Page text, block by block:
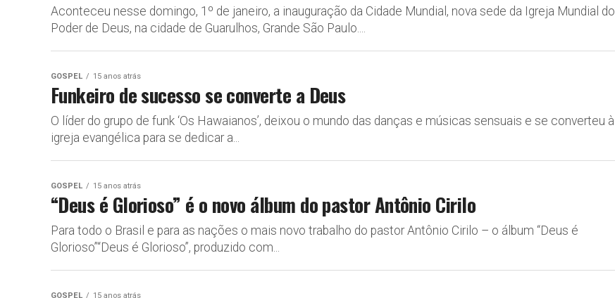
Aconteceu nesse domingo, 1º de janeiro, a inauguração da Cidade Mundial, nova sede da Igreja Mundial do
Poder de Deus, na cidade de Guarulhos, Grande São Paulo....
GOSPEL 15 anos atrás
Funkeiro de sucesso se converte a Deus
O líder do grupo de funk ‘Os Hawaianos’, deixou o mundo das danças e músicas sensuais e se converteu à
igreja evangélica para se dedicar a...
GOSPEL 15 anos atrás
“Deus é Glorioso” é o novo álbum do pastor Antônio Cirilo
Para todo o Brasil e para as nações o mais novo trabalho do pastor Antônio Cirilo – o álbum “Deus é
Glorioso”“Deus é Glorioso”, produzido com...
GOSPEL 15 anos atrás